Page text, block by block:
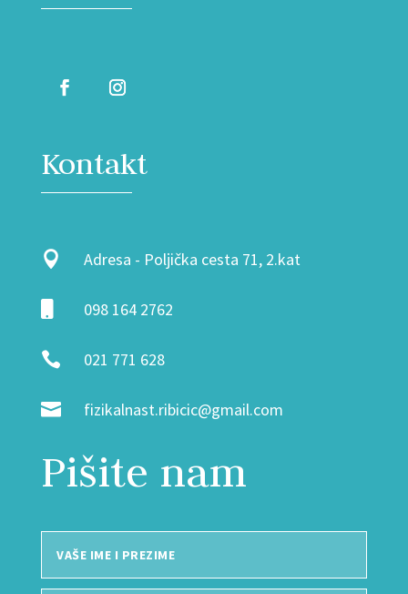
Kontakt
 Adresa - Poljička cesta 71, 2.kat
098 164 2762
 021 771 628
 fizikalnast.ribicic@gmail.com
Pišite nam